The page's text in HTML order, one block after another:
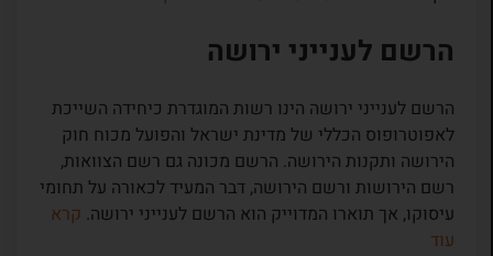
הרשם לענייני ירושה
הרשם לענייני ירושה הינו רשות המוגדרת כיחידה השייכת
לאפוטרופוס הכללי של מדינת ישראל והפועל מכוח חוק
הירושה ותקנות הירושה. הרשם מכונה גם רשם הצוואות,
רשם הירושות ורשם הירושה, דבר המעיד לכאורה על תחומי
עיסוקו, אך תוארו המדוייק הוא הרשם לענייני ירושה. קרא
עוד